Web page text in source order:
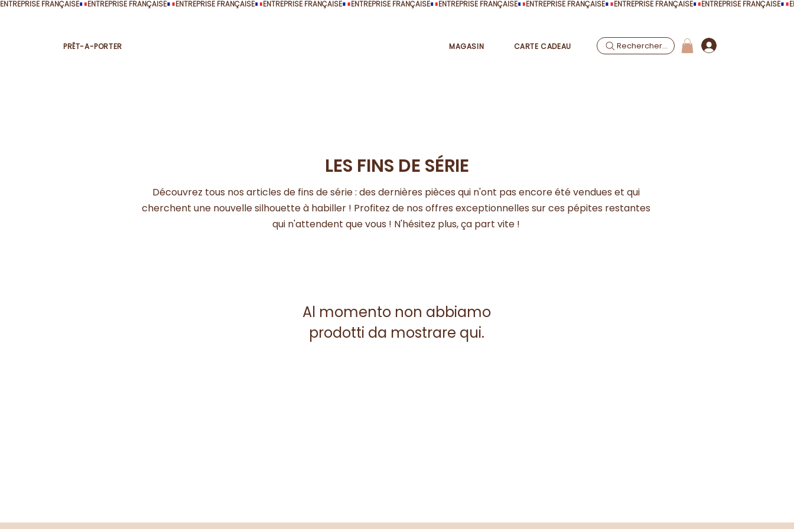
ENTREPRISE FRANÇAISE
PRÊT-A-PORTER MAGASIN CARTE CADEAU Rechercher...
LES FINS DE SÉRIE
Découvrez tous nos articles de fins de série : des dernières pièces qui n'ont pas encore été vendues et qui
cherchent une nouvelle silhouette à habiller ! Profitez de nos offres exceptionnelles sur ces pépites restantes
qui n'attendent que vous ! N'hésitez plus, ça part vite !
Al momento non abbiamo
prodotti da mostrare qui.